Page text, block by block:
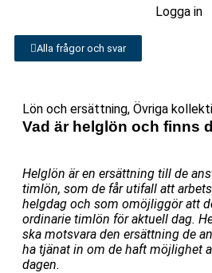
Logga in
Alla frågor och svar
Lön och ersättning, Övriga
Vad är helglön och finns
Helglön är en ersättning till de
timlön, som de får utifall att
helgdag och som omöjliggör att
ordinarie timlön för aktuell dag.
ska motsvara den ersättning de
ha tjänat in om de haft möjlighet
dagen.